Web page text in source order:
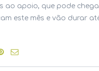
ao apoio, que pode
este mês e vão durar